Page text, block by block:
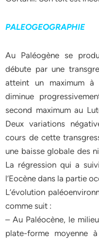
PALEOGEOGRAPHIE
Au Paléogène se
débute par une
atteint un maximum à
diminue
second maximum au
Deux variations
cours de cette
une baisse globale des
La régression qui a
l’Eocène dans la partie
L’évolution
comme suit :
– Au Paléocène, le
plate-forme moyenne